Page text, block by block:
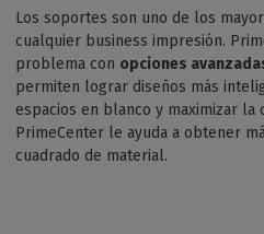
Los soportes son uno de los
cualquier business impresión.
problema con opciones
permiten lograr diseños más
espacios en blanco y maximizar
PrimeCenter le ayuda a obtener
cuadrado de material.